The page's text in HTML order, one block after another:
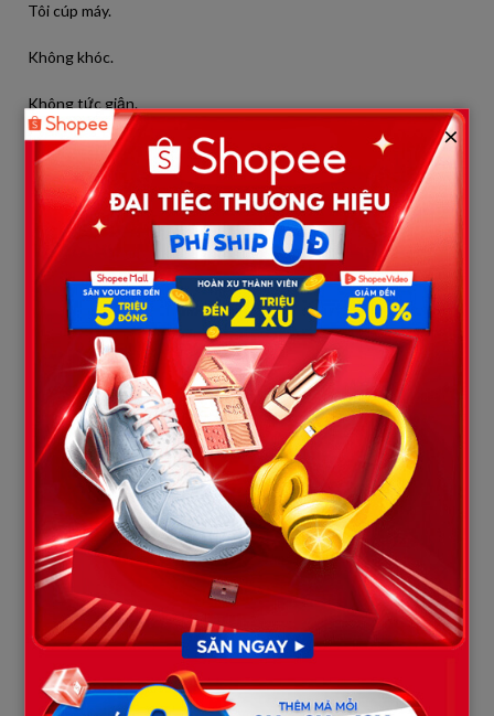
Tôi cúp máy.
Không khóc.
Không tức giận.
Chỉ thấy… trống rỗng.
Tôi bắt taxi đến đó.
Quán bar ồn ào, ánh đèn chớp nháy, mùi rượu và khói thuốc hòa
vào nhau khiến tôi buồn nôn.
Tôi nhìn quanh.
Và rồi tôi thấy anh.
Tuấn ngồi ở một góc, bên cạnh là một cô gái trẻ. Cô ta đang
cười, tay đặt lên vai anh một cách tự nhiên.
Còn anh…
Anh đang cười.
Một nụ cười mà đã rất lâu rồi tôi không còn thấy.
Tôi bước tới.
Anh ngẩng lên, sững sờ.
×